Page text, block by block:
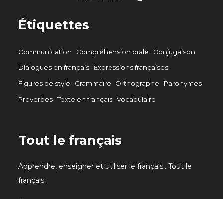
Étiquettes
Communication Compréhension orale
Conjugaison
Dialogues en français
Expressions françaises
Figures de style
Grammaire Orthographe
Paronymes
Proverbes Texte en français Vocabulaire
Tout le français
Apprendre, enseigner et utiliser le français.. Tout le
français.